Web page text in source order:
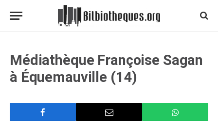
Médiathèque Françoise Sagan
à Équemauville (14)